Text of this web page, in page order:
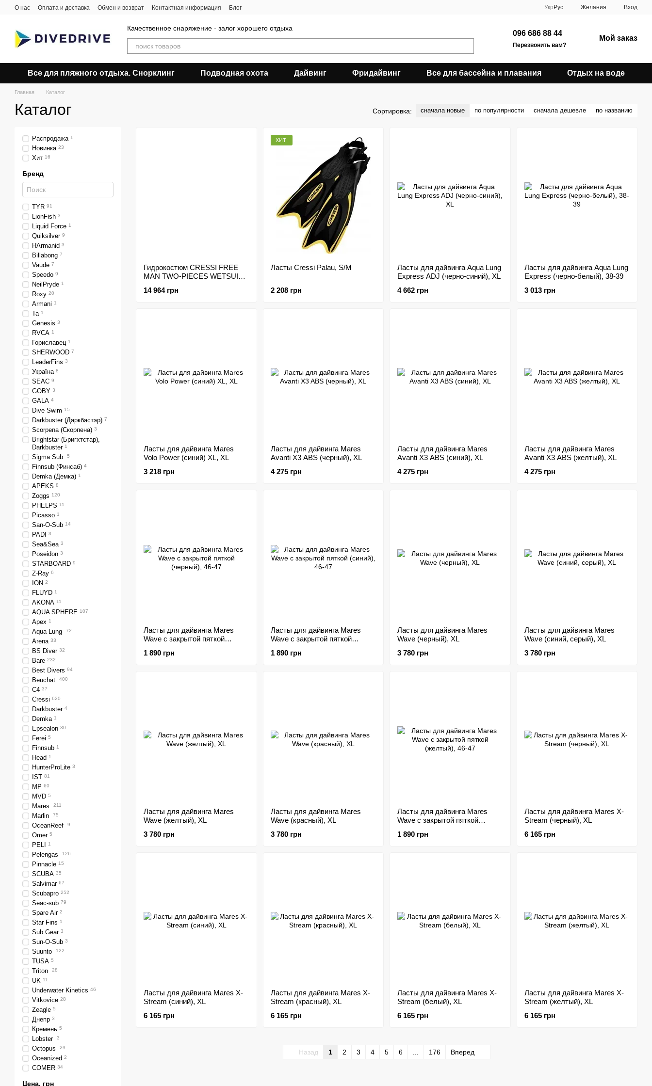
Перейти к основному контенту
О нас Оплата и доставка Обмен и возврат Контактная информация Блог Укр Рус Желания Вход
Качественное снаряжение - залог хорошего отдыха
096 686 88 44
Перезвонить вам?
Мой заказ
Все для пляжного отдыха. Снорклинг Подводная охота Дайвинг Фридайвинг Все для бассейна и плавания Отдых на воде
Главная Каталог
Каталог Сортировка: сначала новые по популярности сначала дешевле по названию
Гидрокостюм CRESSI FREE
MAN TWO-PIECES WETSUIT
14 964 грн
ХИТ
Ласты Cressi Palau, S/M
2 208 грн
Ласты для дайвинга Aqua Lung
Express ADJ (черно-синий), XL
4 662 грн
Ласты для дайвинга Aqua Lung
Express (черно-белый), 38-39
3 013 грн
Ласты для дайвинга Mares
Volo Power (синий) XL, XL
3 218 грн
Ласты для дайвинга Mares
Avanti X3 ABS (черный), XL
4 275 грн
Ласты для дайвинга Mares
Avanti X3 ABS (синий), XL
4 275 грн
Ласты для дайвинга Mares
Avanti X3 ABS (желтый), XL
4 275 грн
Ласты для дайвинга Mares
Wave с закрытой пяткой
1 890 грн
Ласты для дайвинга Mares
Wave с закрытой пяткой
1 890 грн
Ласты для дайвинга Mares
Wave (черный), XL
3 780 грн
Ласты для дайвинга Mares
Wave (синий, серый), XL
3 780 грн
Ласты для дайвинга Mares
Wave (желтый), XL
3 780 грн
Ласты для дайвинга Mares
Wave (красный), XL
3 780 грн
Ласты для дайвинга Mares
Wave с закрытой пяткой
1 890 грн
Ласты для дайвинга Mares X-
Stream (черный), XL
6 165 грн
Ласты для дайвинга Mares X-
Stream (синий), XL
6 165 грн
Ласты для дайвинга Mares X-
Stream (красный), XL
6 165 грн
Ласты для дайвинга Mares X-
Stream (белый), XL
6 165 грн
Ласты для дайвинга Mares X-
Stream (желтый), XL
6 165 грн
Назад 1 2 3 4 5 6 176 Вперед
Распродажа 1
Новинка 23
Хит 16
Бренд
TYR 91
LionFish 3
Liquid Force 1
Quiksilver 9
HArmanid 3
Billabong 7
Vaude 7
Speedo 9
NeilPryde 1
Roxy 20
Armani 1
Ta 1
Genesis 3
RVCA 1
Гориславец 1
SHERWOOD 7
LeaderFins 3
Україна 8
SEAC 9
GOBY 3
GALA 4
Dive Swim 15
Darkbuster (Даркбастэр) 7
Scorpena (Скорпена) 3
Brightstar (Бригхтстар),
Darkbuster 1
Sigma Sub 5
Finnsub (Финсаб) 4
Demka (Демка) 1
APEKS 8
Zoggs 120
PHELPS 11
Picasso 1
San-O-Sub 14
PADI 3
Sea&Sea 3
Poseidon 3
STARBOARD 9
Z-Ray 6
ION 2
FLUYD 1
AKONA 11
AQUA SPHERE 107
Apex 1
Aqua Lung 72
Arena 33
BS Diver 32
Bare 232
Best Divers 94
Beuchat 400
C4 37
Cressi 620
Darkbuster 4
Demka 1
Epsealon 30
Ferei 5
Finnsub 1
Head 1
HunterProLite 3
IST 81
MP 60
MVD 5
Mares 211
Marlin 75
OceanReef 9
Omer 5
PELI 1
Pelengas 126
Pinnacle 15
SCUBA 35
Salvimar 67
Scubapro 252
Seac-sub 79
Spare Air 2
Star Fins 1
Sub Gear 3
Sun-O-Sub 3
Suunto 122
TUSA 5
Triton 28
UK 11
Underwater Kinetics 46
Vitkovice 28
Zeagle 5
Днепр 3
Кремень 5
Lobster 3
Octopus 29
Oceanized 2
COMER 34
Цена, грн